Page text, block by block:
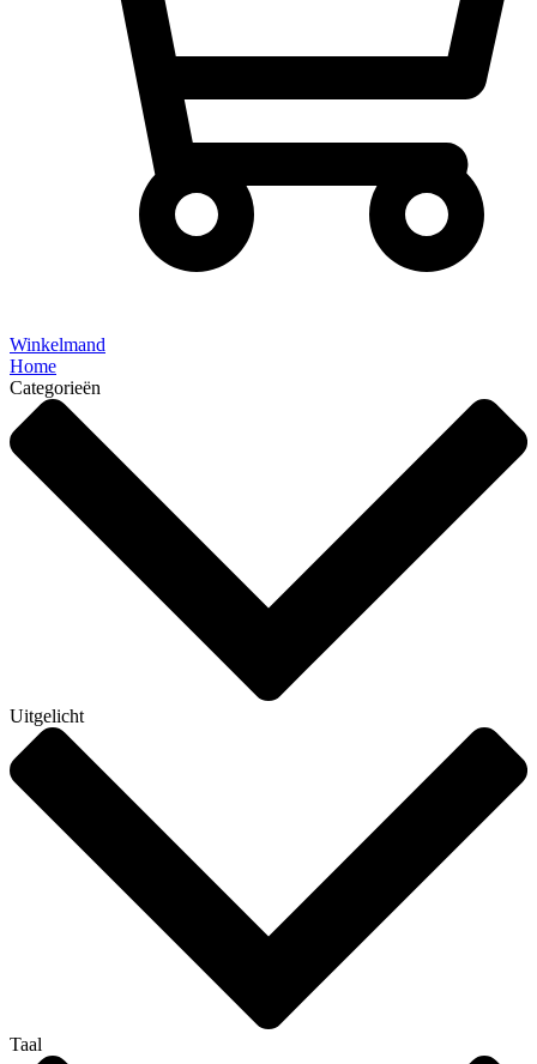
Winkelmand
Home
Categorieën
Uitgelicht
Taal